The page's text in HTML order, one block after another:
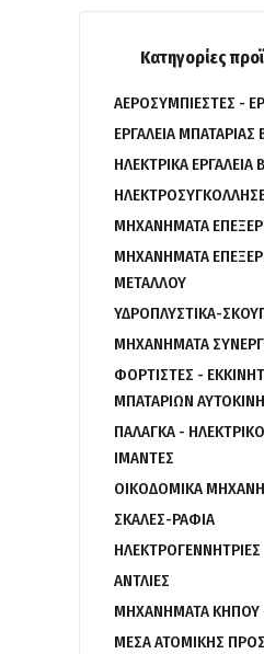
Κατηγορίες
ΑΕΡΟΣΥΜΠΙΕΣΤΕΣ -
ΕΡΓΑΛΕΙΑ ΜΠΑΤΑΡΙΑΣ
ΗΛΕΚΤΡΙΚΑ ΕΡΓΑΛΕΙΑ
ΜΗΧΑΝΗΜΑΤΑ
ΜΗΧΑΝΗΜΑΤΑ
ΜΕΤΑΛΛΟΥ
ΥΔΡΟΠΛΥΣΤΙΚΑ-
ΜΗΧΑΝΗΜΑΤΑ
ΦΟΡΤΙΣΤΕΣ -
ΜΠΑΤΑΡΙΩΝ
ΠΑΛΑΓΚΑ -
ΙΜΑΝΤΕΣ
ΟΙΚΟΔΟΜΙΚΑ
ΣΚΑΛΕΣ-ΡΑΦΙΑ
ΗΛΕΚΤΡΟΓΕΝΝΗΤΡΙΕΣ
ΑΝΤΛΙΕΣ
ΜΗΧΑΝΗΜΑΤΑ ΚΗΠΟΥ
ΜΕΣΑ ΑΤΟΜΙΚΗΣ